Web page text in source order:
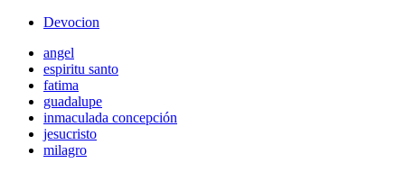
Devocion
angel
espiritu santo
fatima
guadalupe
inmaculada concepción
jesucristo
milagro